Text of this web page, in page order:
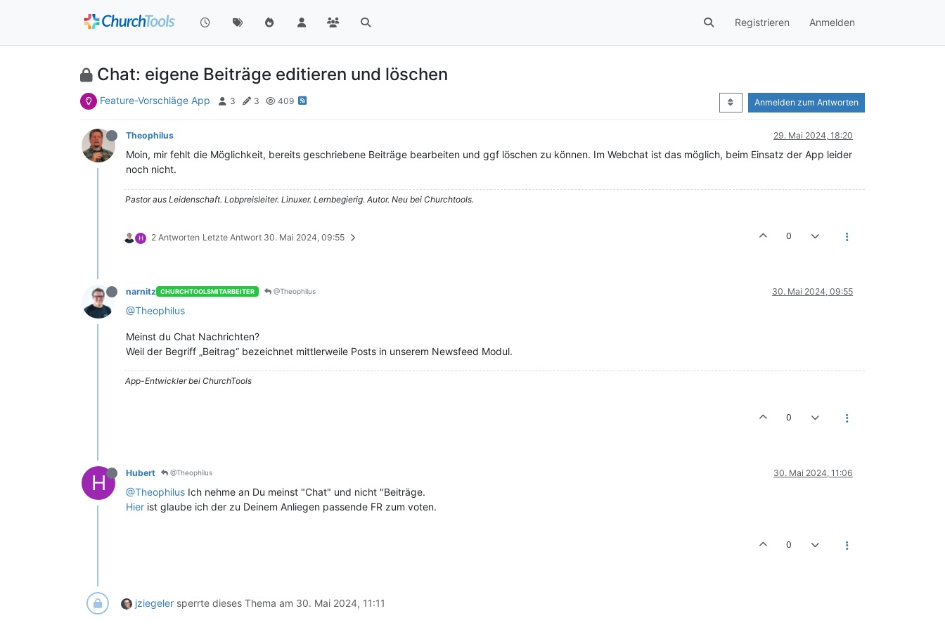
Registrieren Anmelden
Chat: eigene Beiträge editieren und löschen
Feature-Vorschläge App 3 3 409 Anmelden zum Antworten
Theophilus 29. Mai 2024, 18:20
Moin, mir fehlt die Möglichkeit, bereits geschriebene Beiträge bearbeiten und ggf löschen zu können. Im Webchat ist das möglich, beim Einsatz der App leider
noch nicht.
Pastor aus Leidenschaft. Lobpreisleiter. Linuxer. Lernbegierig. Autor. Neu bei Churchtools.
H 2 Antworten Letzte Antwort 30. Mai 2024, 09:55 0
narnitz CHURCHTOOLSMITARBEITER @Theophilus 30. Mai 2024, 09:55
@Theophilus
Meinst du Chat Nachrichten?
Weil der Begriff „Beitrag“ bezeichnet mittlerweile Posts in unserem Newsfeed Modul.
App-Entwickler bei ChurchTools
0
H Hubert @Theophilus 30. Mai 2024, 11:06
@Theophilus Ich nehme an Du meinst "Chat" und nicht "Beiträge.
Hier ist glaube ich der zu Deinem Anliegen passende FR zum voten.
0
jziegeler sperrte dieses Thema am 30. Mai 2024, 11:11